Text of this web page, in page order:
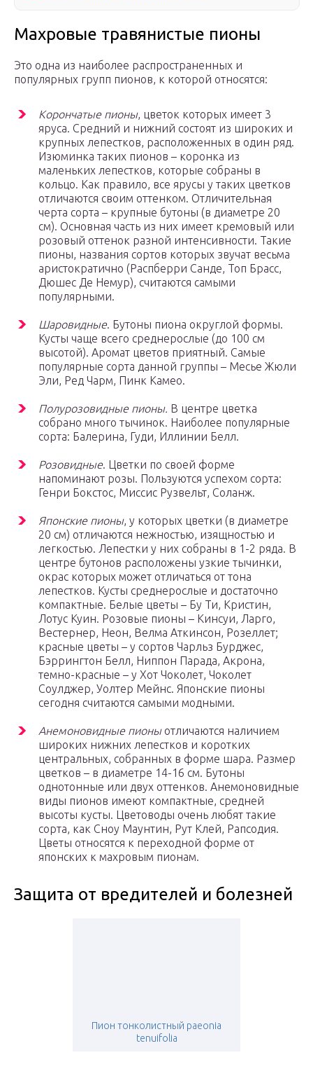
Махровые травянистые пионы
Это одна из наиболее распространенных и
популярных групп пионов, к которой относятся:
Корончатые пионы, цветок которых имеет 3
яруса. Средний и нижний состоят из широких и
крупных лепестков, расположенных в один ряд.
Изюминка таких пионов – коронка из
маленьких лепестков, которые собраны в
кольцо. Как правило, все ярусы у таких цветков
отличаются своим оттенком. Отличительная
черта сорта – крупные бутоны (в диаметре 20
см). Основная часть из них имеет кремовый или
розовый оттенок разной интенсивности. Такие
пионы, названия сортов которых звучат весьма
аристократично (Распберри Санде, Топ Брасс,
Дюшес Де Немур), считаются самыми
популярными.
Шаровидные. Бутоны пиона округлой формы.
Кусты чаще всего среднерослые (до 100 см
высотой). Аромат цветов приятный. Самые
популярные сорта данной группы – Месье Жюли
Эли, Ред Чарм, Пинк Камео.
Полурозовидные пионы. В центре цветка
собрано много тычинок. Наиболее популярные
сорта: Балерина, Гуди, Иллинии Белл.
Розовидные. Цветки по своей форме
напоминают розы. Пользуются успехом сорта:
Генри Бокстос, Миссис Рузвельт, Соланж.
Японские пионы, у которых цветки (в диаметре
20 см) отличаются нежностью, изящностью и
легкостью. Лепестки у них собраны в 1-2 ряда. В
центре бутонов расположены узкие тычинки,
окрас которых может отличаться от тона
лепестков. Кусты среднерослые и достаточно
компактные. Белые цветы – Бу Ти, Кристин,
Лотус Куин. Розовые пионы – Кинсуи, Ларго,
Вестернер, Неон, Велма Аткинсон, Розеллет;
красные цветы – у сортов Чарльз Бурджес,
Бэррингтон Белл, Ниппон Парада, Акрона,
темно-красные – у Хот Чоколет, Чоколет
Соулджер, Уолтер Мейнс. Японские пионы
сегодня считаются самыми модными.
Анемоновидные пионыотличаются наличием
широких нижних лепестков и коротких
центральных, собранных в форме шара. Размер
цветков – в диаметре 14-16 см. Бутоны
однотонные или двух оттенков. Анемоновидные
виды пионов имеют компактные, средней
высоты кусты. Цветоводы очень любят такие
сорта, как Сноу Маунтин, Рут Клей, Рапсодия.
Цветы относятся к переходной форме от
японских к махровым пионам.
Защита от вредителей и болезней
Пион тонколистный paeonia
tenuifolia